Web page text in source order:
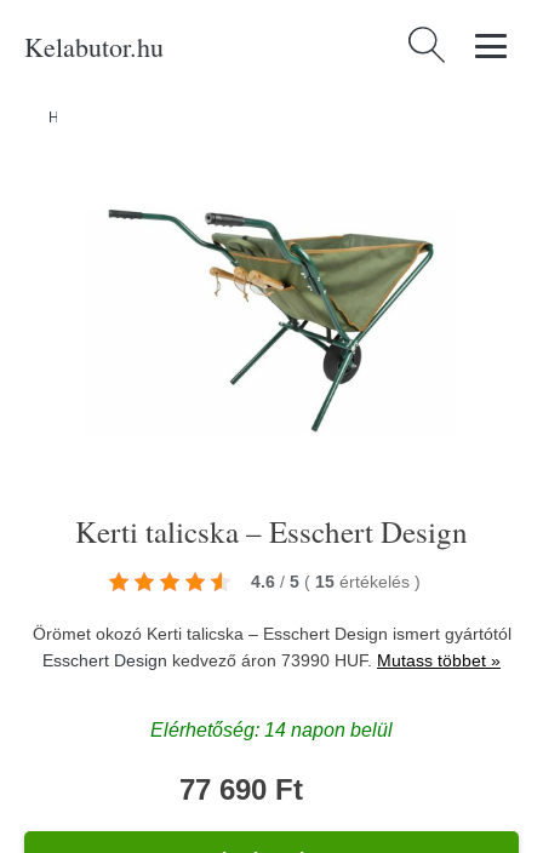
Kelabutor.hu Keresés:
Home
Kerti talicska – Esschert Design
4.6 / 5 ( 15 értékelés )
Örömet okozó Kerti talicska – Esschert Design ismert gyártótól
Esschert Design kedvező áron 73990 HUF. Mutass többet »
Elérhetőség: 14 napon belül
77 690 Ft